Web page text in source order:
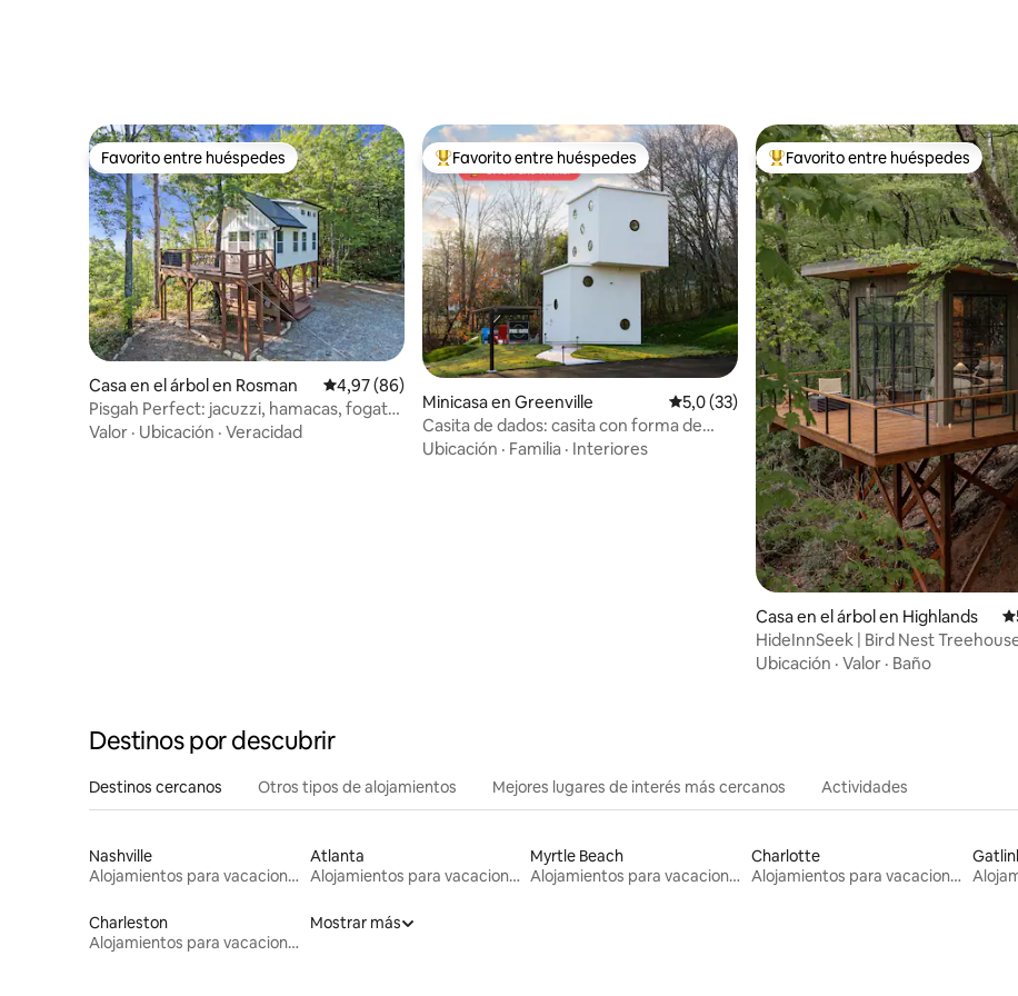
Favorito entre huéspedes
Favorito entre huéspedes
Casa en el árbol en Rosman Calificación promedio: 4,97 de 5. 86 evaluaciones
4,97 (86)
Pisgah Perfect: jacuzzi, hamacas, fogata
y vista
Valor · Ubicación · Veracidad
Favorito entre los huéspedes más destacados
Favorito entre huéspedes
Minicasa en Greenville Calificación promedio: 5,0 de 5. 33
5,0 (33)
Casita de dados: casita con forma de
dado gigante
Ubicación · Familia · Interiores
Favorito entre los huéspedes más
Favorito entre huéspedes
Casa en el árbol en Highlands
HideInnSeek | Bird Nest
millas de Main St.
Ubicación · Valor · Baño
Destinos por descubrir
Destinos cercanos Otros tipos de alojamientos Mejores lugares de interés más cercanos Actividades
Nashville
Alojamientos para vacaciones
Atlanta
Alojamientos para vacaciones
Myrtle Beach
Alojamientos para vacaciones
Charlotte
Alojamientos para vacaciones
Charleston
Alojamientos para vacaciones
Mostrar más